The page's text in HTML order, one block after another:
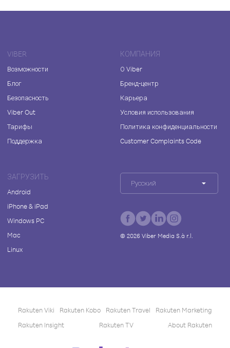
VIBER
Возможности
Блог
Безопасность
Viber Out
Тарифы
Поддержка
КОМПАНИЯ
О Viber
Бренд-центр
Карьера
Условия использования
Политика конфиденциальности
Customer Complaints Code
ЗАГРУЗИТЬ
Android
iPhone & iPad
Windows PC
Mac
Linux
Русский
© 2026Viber Media S.à r.l.
Rakuten Viki Rakuten Kobo Rakuten Travel
Rakuten Marketing
Rakuten Insight
Rakuten TV About Rakuten